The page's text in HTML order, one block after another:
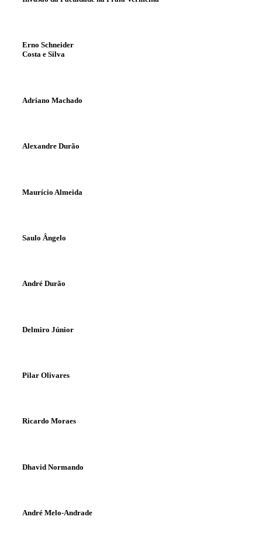
Erno Schneider
Costa e Silva
Adriano Machado
Alexandre Durão
Maurício Almeida
Saulo Ângelo
André Durão
Delmiro Júnior
Pilar Olivares
Ricardo Moraes
Dhavid Normando
André Melo-Andrade